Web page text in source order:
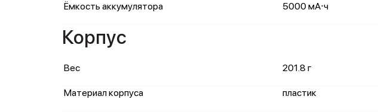
Ёмкость аккумулятора 5000 мА⋅ч
Корпус
Вес 201.8 г
Материал корпуса пластик